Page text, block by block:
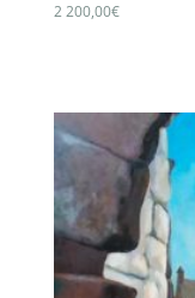
2 200,00€